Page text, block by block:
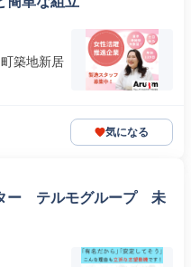
築地新居
気になる
ー テルモグループ 未